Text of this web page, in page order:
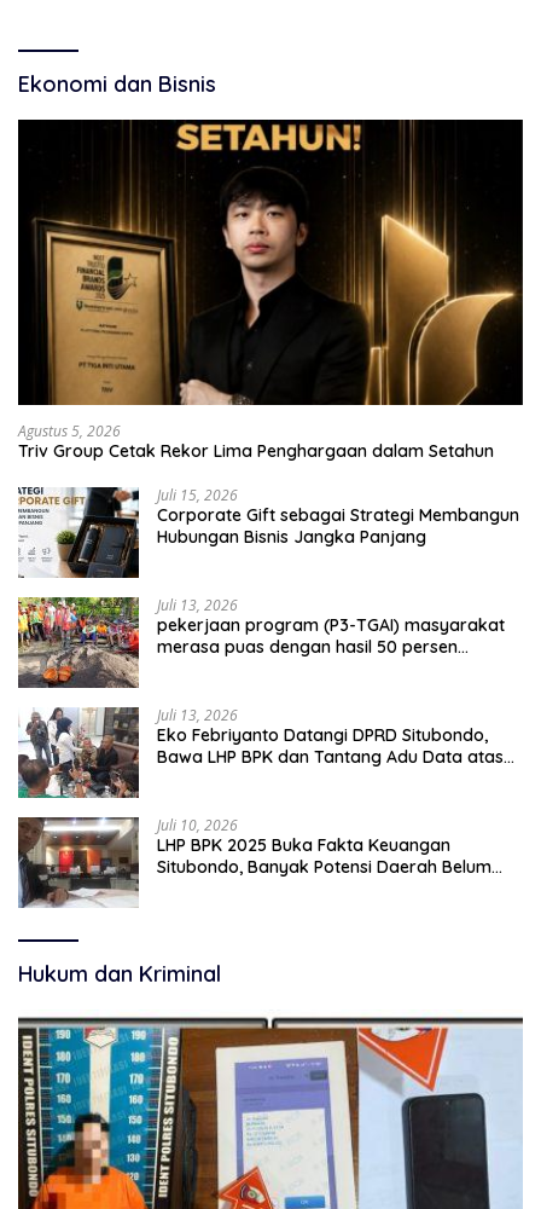
Ekonomi dan Bisnis
Agustus 5, 2026
Triv Group Cetak Rekor Lima Penghargaan dalam Setahun
Juli 15, 2026
Corporate Gift sebagai Strategi Membangun
Hubungan Bisnis Jangka Panjang
Juli 13, 2026
pekerjaan program (P3-TGAI) masyarakat
merasa puas dengan hasil 50 persen
Juli 13, 2026
Eko Febriyanto Datangi DPRD Situbondo,
Bawa LHP BPK dan Tantang Adu Data atas
Juli 10, 2026
LHP BPK 2025 Buka Fakta Keuangan
Situbondo, Banyak Potensi Daerah Belum
Hukum dan Kriminal